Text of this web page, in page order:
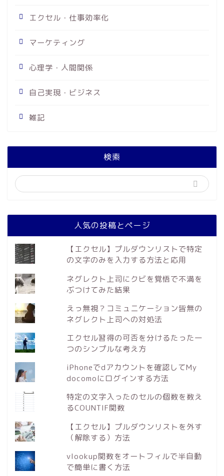
エクセル・仕事効率化
マーケティング
心理学・人間関係
自己実現・ビジネス
雑記
検索
人気の投稿とページ
【エクセル】プルダウンリストで特定
の文字のみを入力する方法と応用
ネグレクト上司にクビを覚悟で不満を
ぶつけてみた結果
えっ無視？コミュニケーション皆無の
ネグレクト上司への対処法
エクセル習得の可否を分けるたった一
つのシンプルな考え方
iPhoneでdアカウントを確認してMy
docomoにログインする方法
特定の文字入ったのセルの個数を数え
るCOUNTIF関数
【エクセル】プルダウンリストを外す
（解除する）方法
vlookup関数をオートフィルで半自動
で簡単に書く方法